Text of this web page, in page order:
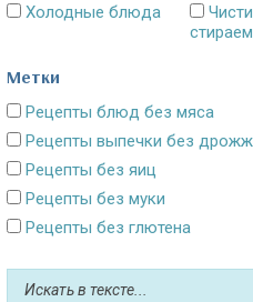
Холодные блюда
стираем
Метки
Блюда без картошки
Рецепты без глютена
Рецепты без муки
Рецепты без яиц
Рецепты блюд без мяса
Рецепты выпечки без